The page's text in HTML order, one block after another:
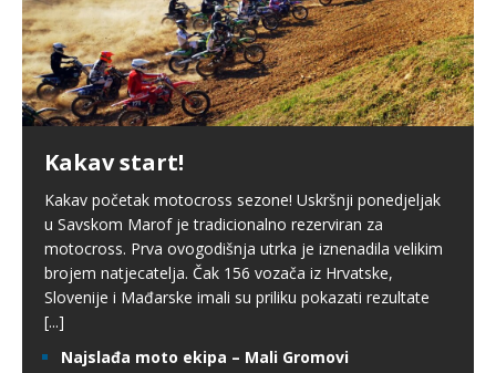
Kakav start!
Kakav početak motocross sezone! Uskršnji ponedjeljak
u Savskom Marof je tradicionalno rezerviran za
motocross. Prva ovogodišnja utrka je iznenadila velikim
brojem natjecatelja. Čak 156 vozača iz Hrvatske,
Slovenije i Mađarske imali su priliku pokazati rezultate
[...]
Najslađa moto ekipa – Mali Gromovi